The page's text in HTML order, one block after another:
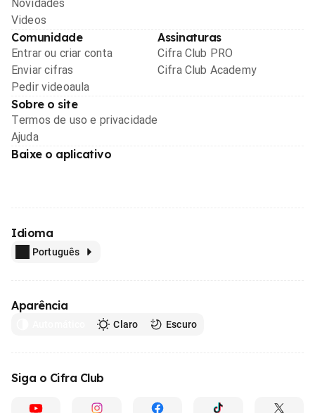
Novidades
Videos
Comunidade
Entrar ou criar conta
Enviar cifras
Pedir videoaula
Assinaturas
Cifra Club PRO
Cifra Club Academy
Sobre o site
Termos de uso e privacidade
Ajuda
Baixe o aplicativo
Idioma
Português
Aparência
Claro Escuro
Siga o Cifra Club